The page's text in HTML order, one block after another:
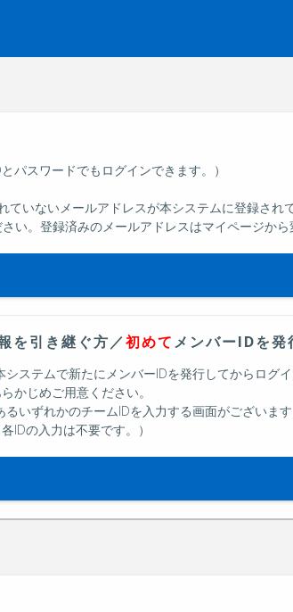
パスワードでもログインできます。）
いないメールアドレスが本システムに登録され
。登録済みのメールアドレスはマイページから
を引き継ぐ方／初めてメンバーIDを発
ステムで新たにメンバーIDを発行してからログイ
かじめご用意ください。
いずれかのチームIDを入力する画面がございま
IDの入力は不要です。）